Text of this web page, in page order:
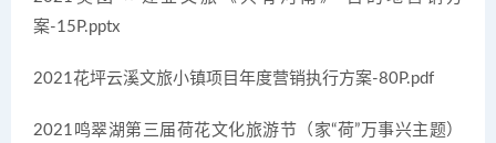
案-15P.pptx
2021花坪云溪文旅小镇项目年度营销执行方案-80P.pdf
2021鸣翠湖第三届荷花文化旅游节（家“荷”万事兴主题）